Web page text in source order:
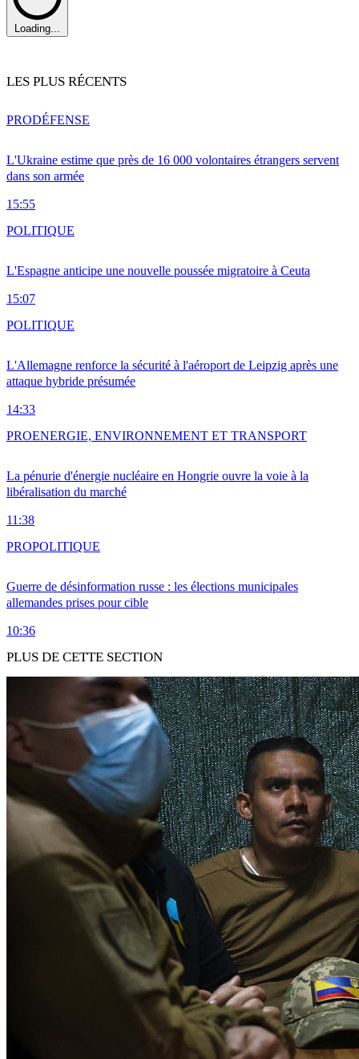
Loading...
LES PLUS RÉCENTS
L'Ukraine estime que près de 16 000 volontaires étrangers servent
dans son armée
15:55
PRODÉFENSE
L'Espagne anticipe une nouvelle poussée migratoire à Ceuta
15:07
POLITIQUE
L'Allemagne renforce la sécurité à l'aéroport de Leipzig après une
attaque hybride présumée
14:33
POLITIQUE
La pénurie d'énergie nucléaire en Hongrie ouvre la voie à la
libéralisation du marché
11:38
PROENERGIE, ENVIRONNEMENT ET TRANSPORT
Guerre de désinformation russe : les élections municipales
allemandes prises pour cible
10:36
PROPOLITIQUE
PLUS DE CETTE SECTION